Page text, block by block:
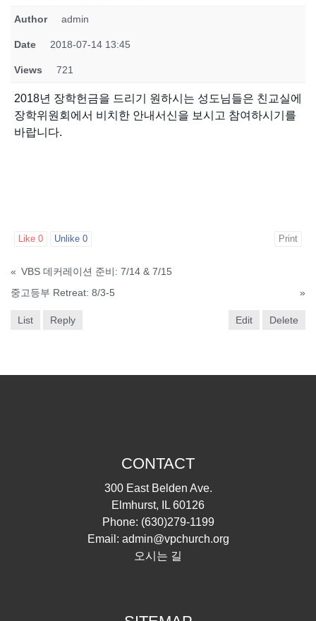
Author admin
Date 2018-07-14 13:45
Views 721
2018년 장학헌금을 드리기 원하시는 성도님들은 친교실에
장학위원회에서 비치한 안내서신을 보시고 참여하시기를
바랍니다.
Like 0 Unlike 0 Print
« VBS 데커레이션 준비: 7/14 & 7/15
중고등부 Retreat: 8/3-5
»
List Reply Edit Delete
CONTACT
300 East Belden Ave.
Elmhurst, IL 60126
Phone: (630)279-1199
Email: admin@vpchurch.org
오시는 길